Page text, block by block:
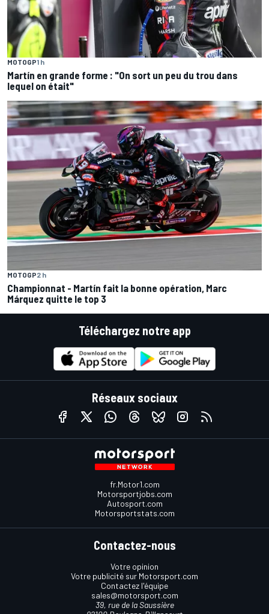
MOTOGP1 h
Martín en grande forme : "On sort un peu du trou dans
lequel on était"
MOTOGP2 h
Championnat - Martín fait la bonne opération, Marc
Márquez quitte le top 3
Téléchargez notre app
Réseaux sociaux
fr.Motor1.com
Motorsportjobs.com
Autosport.com
Motorsportstats.com
Contactez-nous
Votre opinion
Votre publicité sur Motorsport.com
Contactez l'équipe
sales@motorsport.com
39, rue de la Saussière